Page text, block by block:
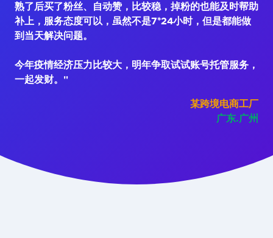
熟了后买了粉丝、自动赞，比较稳，掉粉的也能及时帮助
补上，服务态度可以，虽然不是7*24小时，但是都能做
到当天解决问题。
今年疫情经济压力比较大，明年争取试试账号托管服务，
一起发财。"
某跨境电商工厂
广东.广州